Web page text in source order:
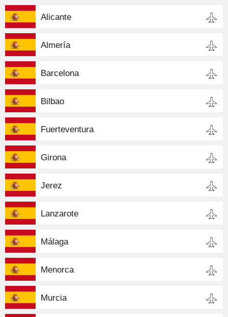
Alicante
Almería
Barcelona
Bilbao
Fuerteventura
Girona
Jerez
Lanzarote
Málaga
Menorca
Murcia